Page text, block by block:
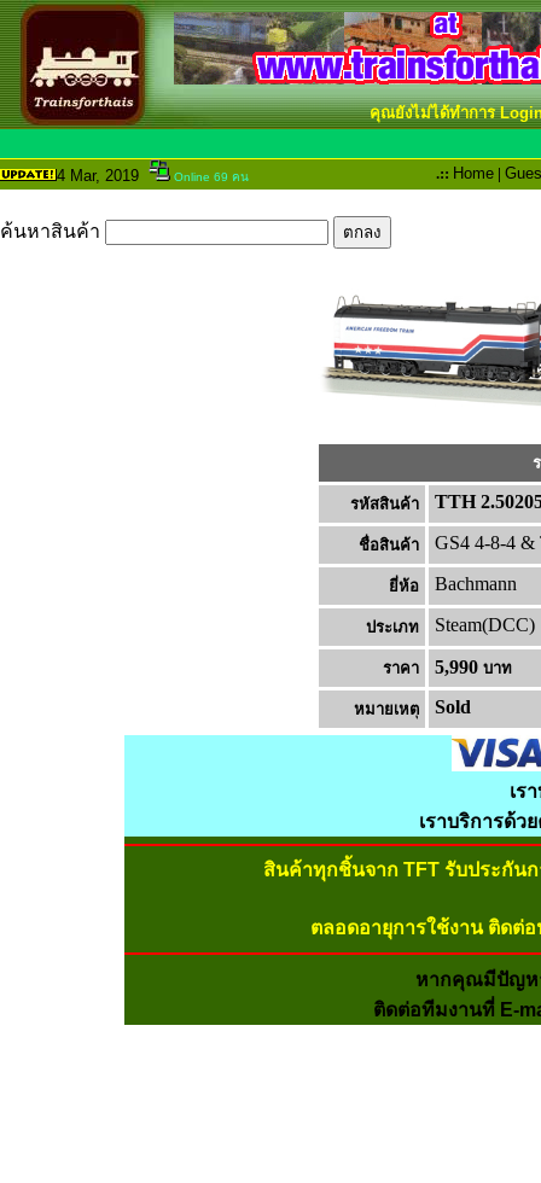
คุณยังไม่ได้ทำการ
4 Mar, 2019 Online 69 คน .:: Home |
ค้นหาสินค้า
รหัสสินค้า TTH
ชื่อสินค้า GS4 4-8-4 &
ยี่ห้อ Bachmann
ประเภท Steam(DCC)
ราคา 5,990 บาท
หมายเหต Sold
เร
เราบริการด้ว
สินค้าทุกชิ้นจาก TFT รับประกัน
ตลอดอายุการใช้งาน ติดต่
หากคุณมีปัญห
ติดต่อทีมงานที่ E-